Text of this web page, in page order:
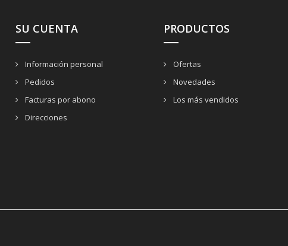
SU CUENTA
Información personal
Pedidos
Facturas por abono
Direcciones
PRODUCTOS
Ofertas
Novedades
Los más vendidos